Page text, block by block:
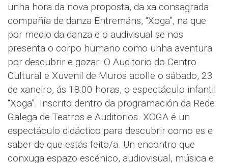
unha hora da nova proposta, da xa consagrada
compañía de danza Entremáns, “Xoga”, na que
por medio da danza e o audivisual se nos
presenta o corpo humano como unha aventura
por descubrir e gozar. O Auditorio do Centro
Cultural e Xuvenil de Muros acolle o sábado, 23
de xaneiro, ás 18:00 horas, o espectáculo infantil
“Xoga”. Inscrito dentro da programación da Rede
Galega de Teatros e Auditorios. XOGA é un
espectáculo didáctico para descubrir como es e
saber de que estás feito/a. Un encontro que
conxuga espazo escénico, audiovisual, música e